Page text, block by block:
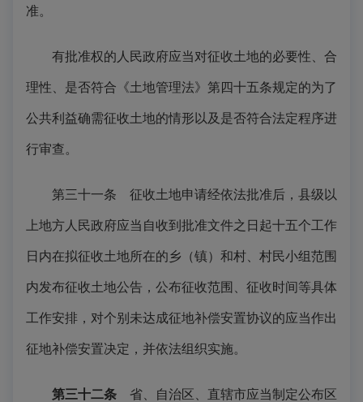
准。
有批准权的人民政府应当对征收土地的必要性、合
理性、是否符合《土地管理法》第四十五条规定的为了
公共利益确需征收土地的情形以及是否符合法定程序进
行审查。
第三十一条 征收土地申请经依法批准后，县级以
上地方人民政府应当自收到批准文件之日起十五个工作
日内在拟征收土地所在的乡（镇）和村、村民小组范围
内发布征收土地公告，公布征收范围、征收时间等具体
工作安排，对个别未达成征地补偿安置协议的应当作出
征地补偿安置决定，并依法组织实施。
第三十二条 省、自治区、直辖市应当制定公布区